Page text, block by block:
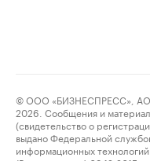
© ООО «БИЗНЕСПРЕСС»,
2026. Сообщения и
(свидетельство о
выдано Федеральной
информационных